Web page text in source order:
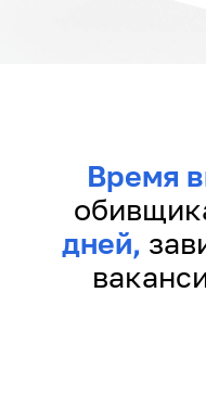
Время
дней,